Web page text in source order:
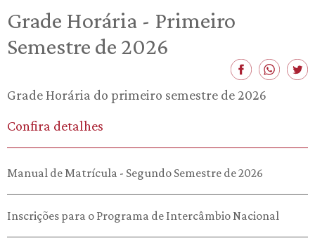
Grade Horária - Primeiro
Semestre de 2026
Grade Horária do primeiro semestre de 2026
Confira detalhes
Manual de Matrícula - Segundo Semestre de 2026
Inscrições para o Programa de Intercâmbio Nacional